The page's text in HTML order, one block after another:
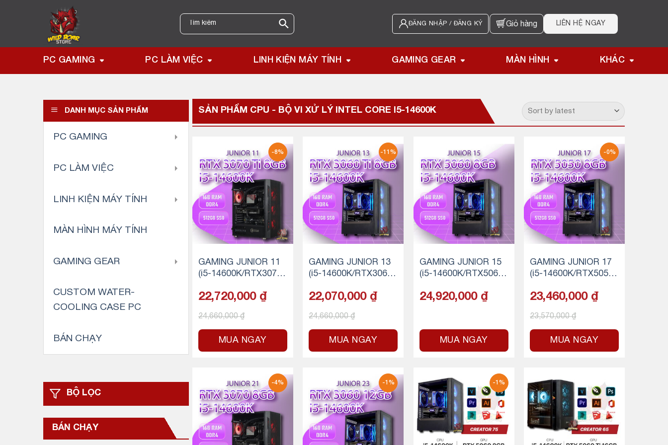
Tìm
kiếm:
ĐĂNG NHẬP / ĐĂNG KÝ Giỏ hàng LIÊN HỆ NGAY
PC GAMING PC LÀM VIỆC LINH KIỆN MÁY TÍNH GAMING GEAR MÀN HÌNH KHÁC
DANH MỤC SẢN PHẨM
PC GAMING
PC LÀM VIỆC
LINH KIỆN MÁY TÍNH
MÀN HÌNH MÁY TÍNH
GAMING GEAR
CUSTOM WATER-
COOLING CASE PC
BÁN CHẠY
BỘ LỌC
BÁN CHẠY
SẢN PHẨM CPU - BỘ VI XỬ LÝ INTEL CORE I5-14600K
-8%
GAMING JUNIOR 11
(i5-14600K/RTX3070
SSD)
22,720,000 ₫
24,660,000₫
MUA NGAY
-11%
GAMING JUNIOR 13
(i5-14600K/RTX3060
SSD)
22,070,000 ₫
24,660,000₫
MUA NGAY
GAMING JUNIOR 15
(i5-14600K/RTX5060/
SD)
24,920,000 ₫
MUA NGAY
-0%
GAMING JUNIOR 17
(i5-14600K/RTX5050/
SD)
23,460,000 ₫
23,570,000₫
MUA NGAY
-4% -1% -1%